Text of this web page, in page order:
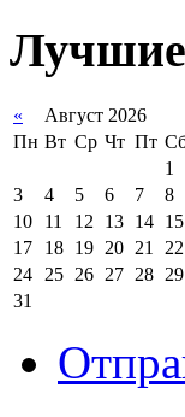
Лучшие
« Август 2026
Пн Вт Ср Чт Пт
1
3
4 5 6 7 8
10
11 12 13 14 15
17
18 19 20 21 22
24
25 26 27 28 29
31